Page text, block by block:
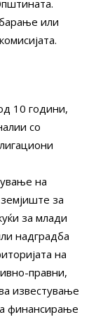
или
10 години,
со
на
за
за млади
надградба
на
правни,
известување
финансирање